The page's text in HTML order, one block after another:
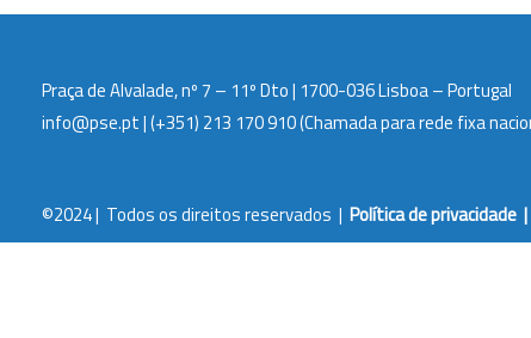
Praça de Alvalade, nº 7 – 11º Dto | 1700-036 Lisboa – Portugal
info@pse.pt|(+351) 213 170 910(Chamada para rede fixa
©2024 | Todos os direitos reservados | Política de privacidade |